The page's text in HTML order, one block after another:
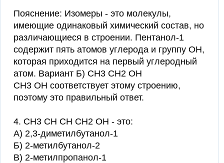
Пояснение: Изомеры - это молекулы,
имеющие одинаковый химический состав, но
различающиеся в строении. Пентанол-1
содержит пять атомов углерода и группу ОН,
которая приходится на первый углеродный
атом. Вариант Б) СН3 СН2 ОН
СН3 ОН соответствует этому строению,
поэтому это правильный ответ.
4. СН3 СН СН СН2 ОН - это:
А) 2,3-диметилбутанол-1
Б) 2-метилбутанол-2
В) 2-метилпропанол-1